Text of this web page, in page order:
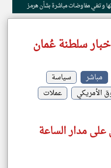
وتنفي مفاوضات مباشرة بشأن هرمز
سلطنة عُمان
مباشر
سياسة
الأمريكي عملات
مدار الساعة